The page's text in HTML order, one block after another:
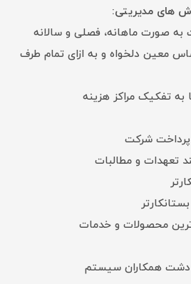
های مدیریتی:
معین دلخواه و به ازای تمام طرف
دشت همکاران سیستم